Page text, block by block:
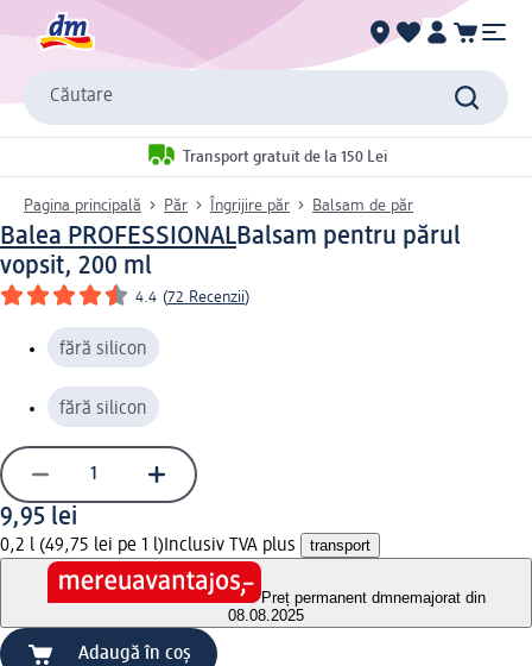
Căutare
Transport gratuit de la 150 Lei
Pagina principală Păr Îngrijire păr Balsam de păr
Balea PROFESSIONALBalsam pentru părul
vopsit, 200 ml
4.4 (72 Recenzii)
fără silicon
fără silicon
9,95 lei
0,2 l (49,75 lei pe 1 l) Inclusiv TVA plus transport
Preț permanent dmnemajorat din
08.08.2025
Adaugă în coș